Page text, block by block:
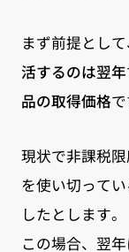
まず前提とし
活するのは翌年
品の取得価格で
現状で非課税限
を使い切って
したとします。
この場合、翌年